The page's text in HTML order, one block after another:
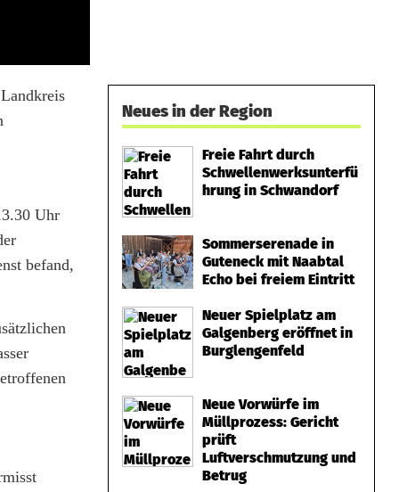
Uhr
befand,
Neues in der Region
Freie Fahrt durch
Schwellenwerksunterfü
hrung in Schwandorf
Sommerserenade in
Guteneck mit Naabtal
Echo bei freiem Eintritt
Neuer Spielplatz am
Galgenberg eröffnet in
Burglengenfeld
Neue Vorwürfe im
Müllprozess: Gericht
prüft
Luftverschmutzung und
Betrug